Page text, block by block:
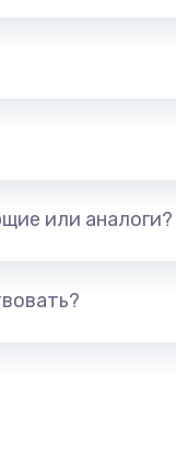
или аналоги?